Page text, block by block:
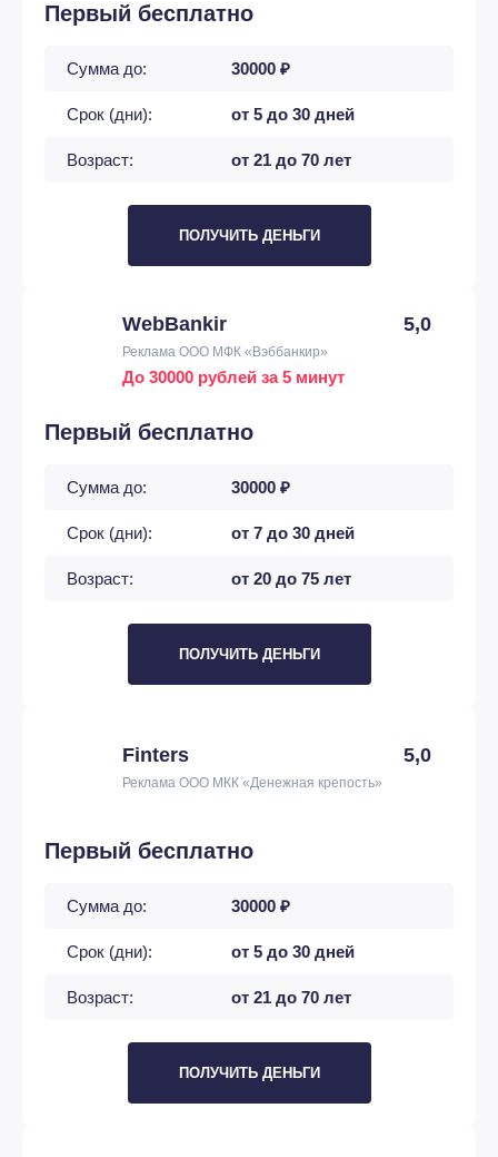
Первый бесплатно
Сумма до: 30000 ₽
Срок (дни): от 5 до 30 дней
Возраст: от 21 до 70 лет
ПОЛУЧИТЬ ДЕНЬГИ
WebBankir 5,0
Реклама ООО МФК «Вэббанкир»
До 30000 рублей за 5 минут
Первый бесплатно
Сумма до: 30000 ₽
Срок (дни): от 7 до 30 дней
Возраст: от 20 до 75 лет
ПОЛУЧИТЬ ДЕНЬГИ
Finters 5,0
Реклама ООО МКК «Денежная крепость»
Первый бесплатно
Сумма до: 30000 ₽
Срок (дни): от 5 до 30 дней
Возраст: от 21 до 70 лет
ПОЛУЧИТЬ ДЕНЬГИ